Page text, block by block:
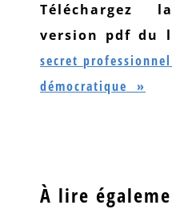
Téléchargez
version pdf du
secret
démocratique »
À lire